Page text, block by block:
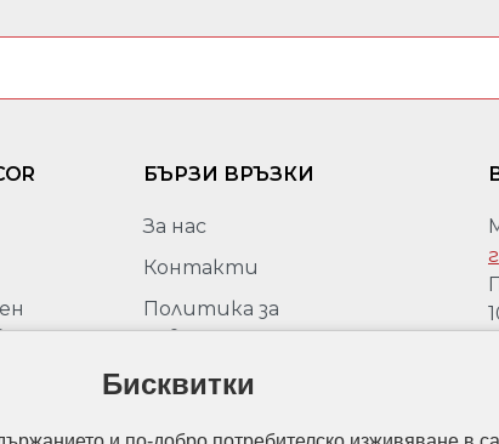
БЪРЗИ ВРЪЗКИ
За нас
Контакти
Политика за
поверителност
Политика за защита на
Бисквитки